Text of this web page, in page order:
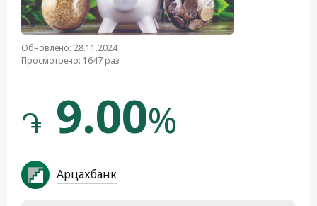
Обновлено: 28.11.2024
Просмотрено: 1647 раз
֏ 9.00%
Арцахбанк